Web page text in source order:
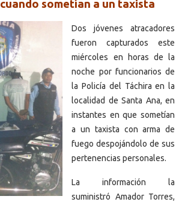
sometían a un taxista
Dos jóvenes atracadores
fueron capturados este
miércoles en horas de la
noche por funcionarios de
la Policía del Táchira en la
localidad de Santa Ana, en
instantes en que sometían
a un taxista con arma de
fuego despojándolo de sus
pertenencias personales.
La información la
suministró Amador Torres,